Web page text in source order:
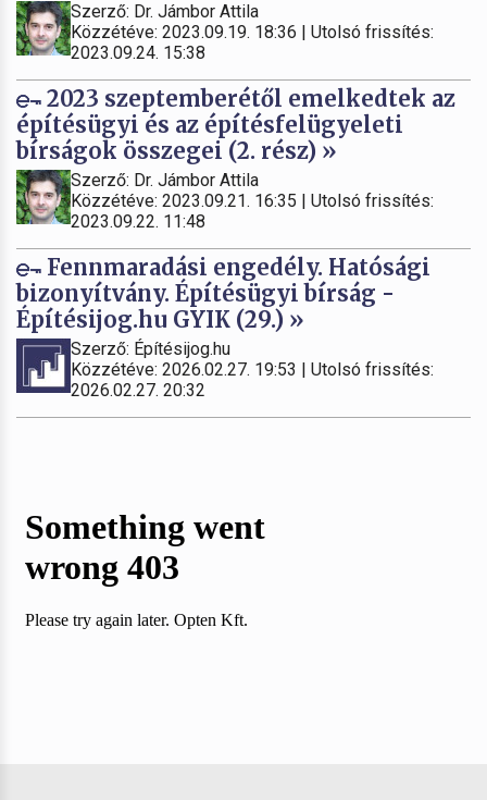
Szerző: Dr. Jámbor Attila
Közzétéve: 2023.09.19. 18:36 | Utolsó frissítés:
2023.09.24. 15:38
2023 szeptemberétől emelkedtek az
építésügyi és az építésfelügyeleti
bírságok összegei (2. rész) »
Szerző: Dr. Jámbor Attila
Közzétéve: 2023.09.21. 16:35 | Utolsó frissítés:
2023.09.22. 11:48
Fennmaradási engedély. Hatósági
bizonyítvány. Építésügyi bírság -
Építésijog.hu GYIK (29.) »
Szerző: Építésijog.hu
Közzétéve: 2026.02.27. 19:53 | Utolsó frissítés:
2026.02.27. 20:32